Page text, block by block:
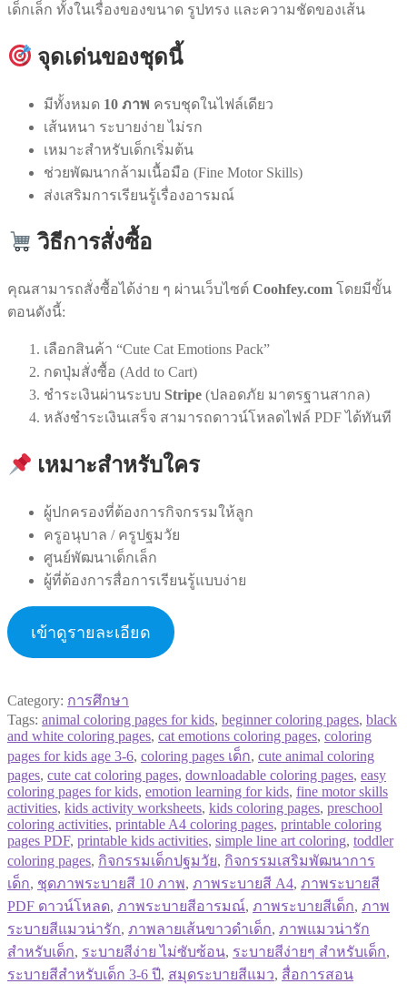
เด็กเล็ก ทั้งในเรื่องของขนาด รูปทรง และความชัดของเส้น
จุดเด่นของชุดนี้
มีทั้งหมด 10 ภาพ ครบชุดในไฟล์เดียว
เส้นหนา ระบายง่าย ไม่รก
เหมาะสำหรับเด็กเริ่มต้น
ช่วยพัฒนากล้ามเนื้อมือ (Fine Motor Skills)
ส่งเสริมการเรียนรู้เรื่องอารมณ์
วิธีการสั่งซื้อ
คุณสามารถสั่งซื้อได้ง่าย ๆ ผ่านเว็บไซต์ Coohfey.com โดยมีขั้น
ตอนดังนี้:
เลือกสินค้า “Cute Cat Emotions Pack”
กดปุ่มสั่งซื้อ (Add to Cart)
ชำระเงินผ่านระบบ Stripe (ปลอดภัย มาตรฐานสากล)
หลังชำระเงินเสร็จ สามารถดาวน์โหลดไฟล์ PDF ได้ทันที
เหมาะสำหรับใคร
ผู้ปกครองที่ต้องการกิจกรรมให้ลูก
ครูอนุบาล / ครูปฐมวัย
ศูนย์พัฒนาเด็กเล็ก
ผู้ที่ต้องการสื่อการเรียนรู้แบบง่าย
เข้าดูรายละเอียด
Category: การศึกษา
Tags: animal coloring pages for kids, beginner coloring pages, black
and white coloring pages, cat emotions coloring pages, coloring
pages for kids age 3-6, coloring pages เด็ก, cute animal coloring
pages, cute cat coloring pages, downloadable coloring pages, easy
coloring pages for kids, emotion learning for kids, fine motor skills
activities, kids activity worksheets, kids coloring pages, preschool
coloring activities, printable A4 coloring pages, printable coloring
pages PDF, printable kids activities, simple line art coloring, toddler
coloring pages, กิจกรรมเด็กปฐมวัย, กิจกรรมเสริมพัฒนาการ
เด็ก, ชุดภาพระบายสี 10 ภาพ, ภาพระบายสี A4, ภาพระบายสี
PDF ดาวน์โหลด, ภาพระบายสีอารมณ์, ภาพระบายสีเด็ก, ภาพ
ระบายสีแมวน่ารัก, ภาพลายเส้นขาวดำเด็ก, ภาพแมวน่ารัก
สำหรับเด็ก, ระบายสีง่าย ไม่ซับซ้อน, ระบายสีง่ายๆ สำหรับเด็ก,
ระบายสีสำหรับเด็ก 3-6 ปี, สมุดระบายสีแมว, สื่อการสอน